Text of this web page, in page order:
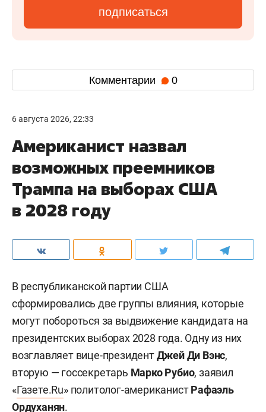
подписаться
Комментарии 0
6 августа 2026, 22:33
Американист назвал
возможных преемников
Трампа на выборах США
в 2028 году
В республиканской партии США
сформировались две группы влияния, которые
могут побороться за выдвижение кандидата на
президентских выборах 2028 года. Одну из них
возглавляет вице-президентДжей Ди Вэнс,
вторую — госсекретарь Марко Рубио, заявил
«Газете.Ru» политолог-американистРафаэль
Ордуханян.